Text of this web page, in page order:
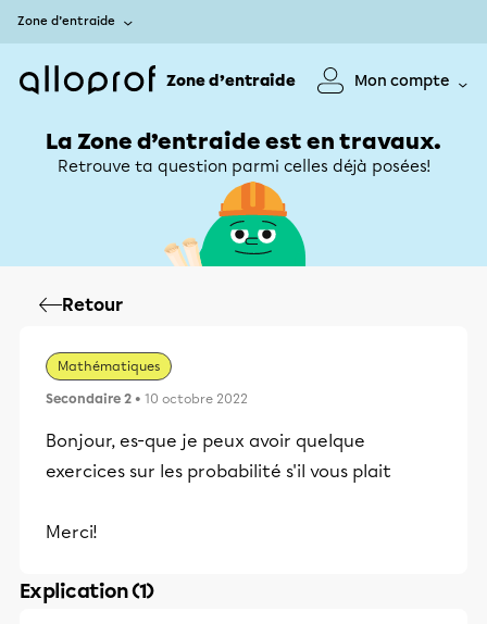
Zone d’entraide
Zone d’entraide Mon compte
La Zone d’entraide est en travaux.
Retrouve ta question parmi celles déjà posées!
Retour
Mathématiques
Secondaire 2 • 10 octobre 2022
Bonjour, es-que je peux avoir quelque
exercices sur les probabilité s'il vous plait
Merci!
Explication (1)